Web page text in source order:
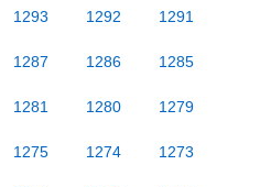
1293 1292 1291
1287 1286 1285
1281 1280 1279
1275 1274 1273